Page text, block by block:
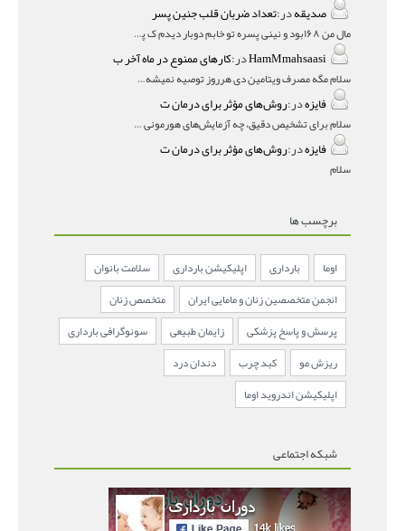
صدیقهدر:تعداد ضربان قلب جنین پسر
مال من ۱۶۸بود و نینی پسره تو خابم دوبار دیدم ک پسره
HamMmahsaasiدر:کارهای ممنوع در ماه آخر ب
سلام مگه مصرف ویتامین دی هرروز توصیه نمیشه؟درمقاله میگه
فایزهدر:روش‌های مؤثر برای درمان ت
سلام برای تشخیص دقیق، چه آزمایش‌های هورمونی و چه سونوگر
فایزهدر:روش‌های مؤثر برای درمان ت
سلام
برچسب ها
اوما بارداری اپلیکیشن بارداری
سلامت بانوان
انجمن متخصصین زنان و مامایی ایران
متخصص زنان
پرسش و پاسخ پزشکی
زایمان طبیعی
سونوگرافی بارداری
ریزش مو
کبد چرب
دندان درد
اپلیکیشن اندروید اوما
شبکه اجتماعی